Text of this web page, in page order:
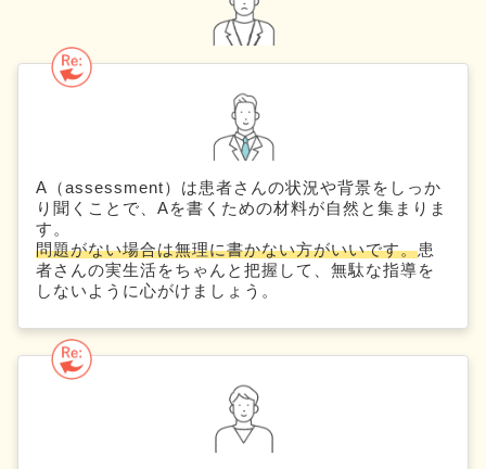
A（assessment）は患者さんの状況や背景をしっか
り聞くことで、Aを書くための材料が自然と集まりま
す。
問題がない場合は無理に書かない方がいいです。患
者さんの実生活をちゃんと把握して、無駄な指導を
しないように心がけましょう。